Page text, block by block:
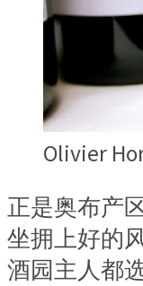
Olivier
正是奥布产
坐拥上好的
酒园主人都